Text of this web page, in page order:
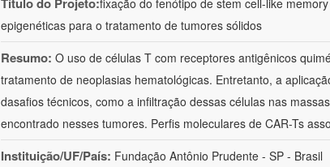
fixação do fenótipo de stem cell-like
epigenéticas para o tratamento de tumores sólidos
Resumo: O uso de células T com receptores antigênicos
tratamento de neoplasias hematológicas. Entretanto, a
dasafios técnicos, como a infiltração dessas células nas
encontrado nesses tumores. Perfis moleculares de CAR-Ts
Instituição/UF/País: Fundação Antônio Prudente - SP - Brasil